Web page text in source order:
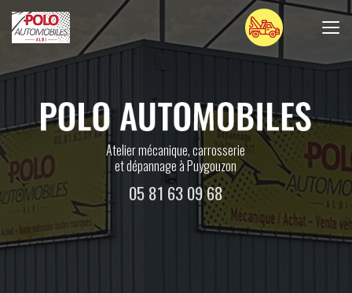
au
contenu
Atelier mécanique, carrosserie
et dépannage à Puygouzon
05 81 63 09 68